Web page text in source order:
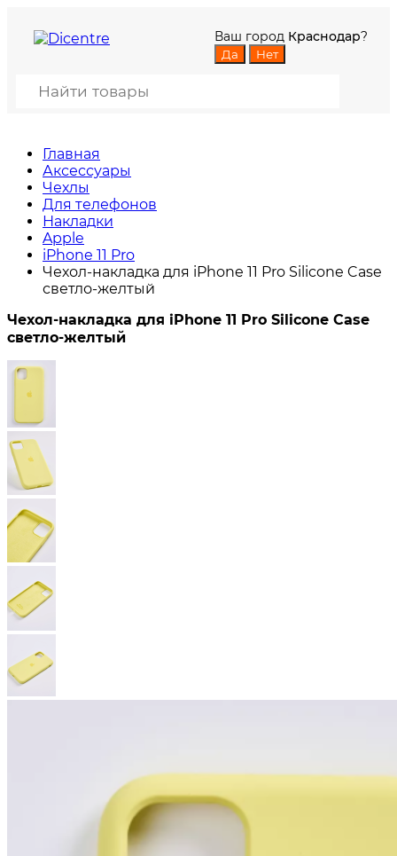
Ваш город Краснодар?
Главная
Аксессуары
Чехлы
Для телефонов
Накладки
Apple
iPhone 11 Pro
Чехол-накладка для iPhone 11 Pro Silicone Case
светло-желтый
Чехол-накладка для iPhone 11 Pro Silicone Case
светло-желтый